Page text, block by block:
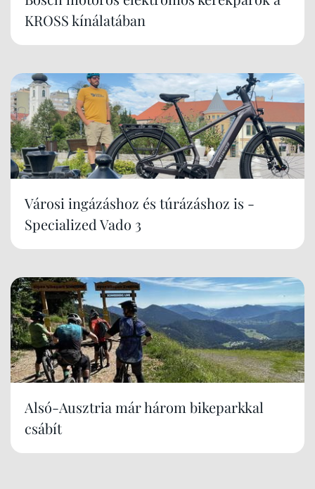
KROSS kínálatában
Városi ingázáshoz és túrázáshoz is -
Specialized Vado 3
Alsó-Ausztria már három bikeparkkal
csábít